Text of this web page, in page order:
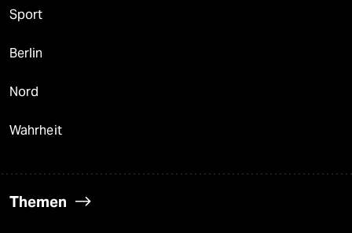
Sport
Berlin
Nord
Wahrheit
Themen